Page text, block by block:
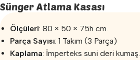
Sünger Atlama Kasası
Ölçüleri: 80 × 50 × 75h cm.
Parça Sayısı: 1 Takım (3 Parça)
Kaplama: İmperteks suni deri kumaş.